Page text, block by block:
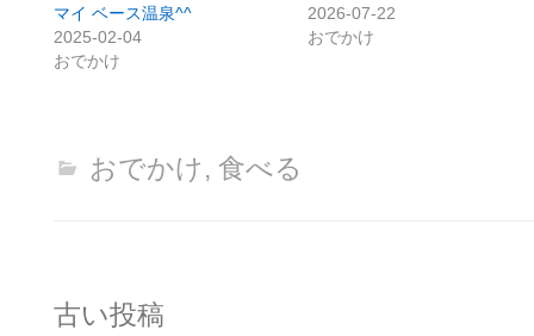
マイ ベース温泉^^
2025-02-04
おでかけ
2026-07-22
おでかけ
おでかけ , 食べる
投
古い投稿